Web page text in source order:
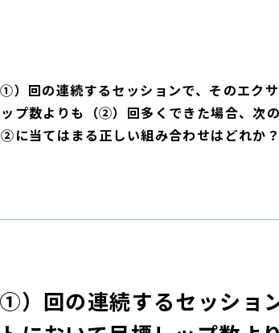
）回の連続するセッションで、そのエク
プ数よりも（②）回多くできた場合、次
当てはまる正しい組み合わせはどれか？
）回の連続するセッショ